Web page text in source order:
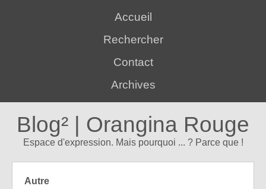
Accueil
Rechercher
Contact
Archives
Blog² | Orangina Rouge
Espace d'expression. Mais pourquoi ... ? Parce que !
Autre